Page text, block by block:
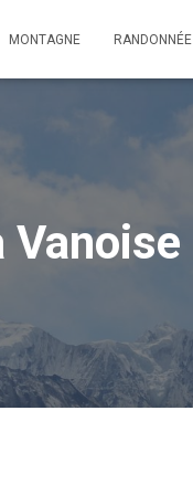
MONTAGNE RANDONNÉE
Vanoise